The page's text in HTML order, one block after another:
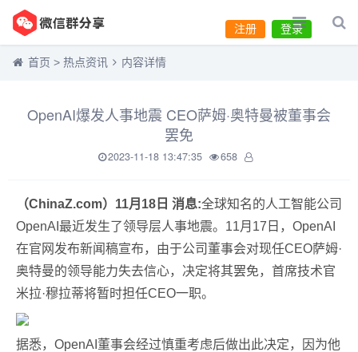
登录
注册
首页 > 热点资讯 内容详情
OpenAI爆发人事地震 CEO萨姆·奥特曼被董事会
罢免
2023-11-18 13:47:35 658
（ChinaZ.com）11月18日 消息:全球知名的人工智能公司
OpenAI最近发生了领导层人事地震。11月17日，OpenAI
在官网发布新闻稿宣布，由于公司董事会对现任CEO萨姆·
奥特曼的领导能力失去信心，决定将其罢免，首席技术官
米拉·穆拉蒂将暂时担任CEO一职。
据悉，OpenAI董事会经过慎重考虑后做出此决定，因为他